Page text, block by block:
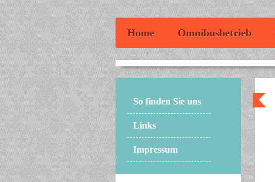
Home Omnibusbetrieb
So finden Sie uns
Links
Impressum